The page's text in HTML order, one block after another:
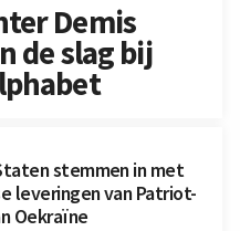
Demis
de slag bij
stemmen in met
leveringen van Patriot-
Oekraïne